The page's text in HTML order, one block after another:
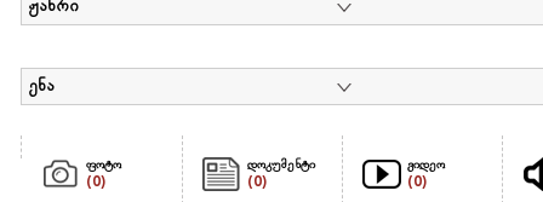
ჟანრი
ენა
ფოტო
(0)
დოკუმენტი
(0)
ვიდეო
(0)